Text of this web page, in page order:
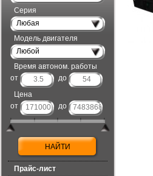
Серия
Любая
Модель двигателя
Любой
Время автоном. работы
от
до
Цена
от
до
Прайс-лист